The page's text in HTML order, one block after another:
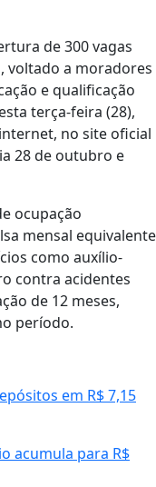
de 300 vagas
voltado a moradores
e qualificação
terça-feira (28),
no site oficial
28 de outubro e
ocupação
mensal equivalente
como auxílio-
contra acidentes
de 12 meses,
período.
em R$ 7,15
acumula para R$